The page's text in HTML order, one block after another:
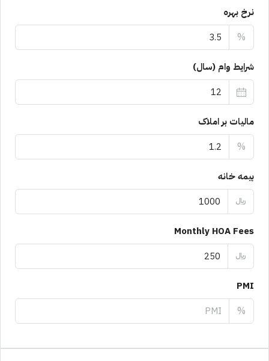
نرخ بهره
%
شرایط وام (سال)
مالیات بر املاک
%
بیمه خانه
﷼
Monthly HOA Fees
﷼
PMI
%